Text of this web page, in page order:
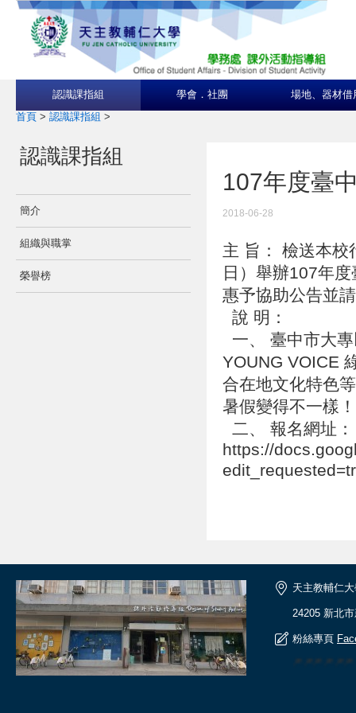
認識課指組 學會．社團 場地、器材借
首頁 > 認識課指組 >
認識課指組
簡介
組織與職掌
榮譽榜
107年度臺
2018-06-28
主 旨： 檢送本校
日）舉辦107年
惠予協助公告並
說 明：
一、 臺中市大
YOUNG VOICE
合在地文化特色
暑假變得不一樣
二、 報名網址：
https://
天主教輔仁
24205 新北
粉絲專頁